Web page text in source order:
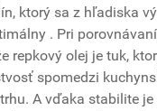
ktorý sa z hľadiska
. Pri
repkový olej je tuk,
spomedzi
A vďaka stabilite je